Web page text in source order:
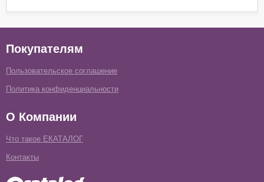
Покупателям
Пользовательское соглашение
Политика конфиденциальности
О Компании
Что такое ЕКАТАЛОГ
Контакты